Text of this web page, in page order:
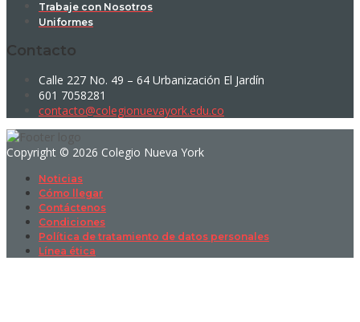
Trabaje con Nosotros
Uniformes
Contacto
Calle 227 No. 49 – 64 Urbanización El Jardín
601 7058281
contacto@colegionuevayork.edu.co
Copyright © 2026 Colegio Nueva York
Noticias
Cómo llegar
Contáctenos
Condiciones
Política de tratamiento de datos personales
Línea ética